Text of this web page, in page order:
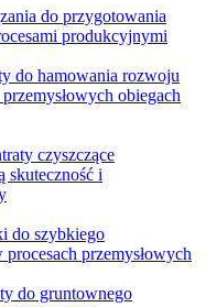
do przygotowania
produkcyjnymi
do hamowania rozwoju
obiegach
czyszczące
skuteczność i
do szybkiego
przemysłowych
do gruntownego